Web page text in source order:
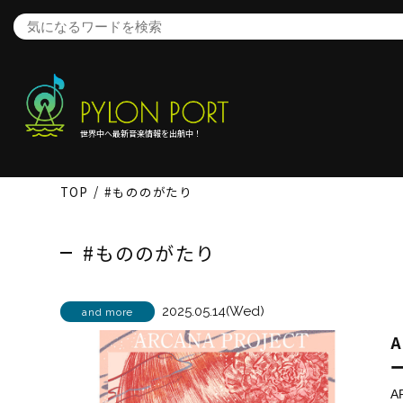
世界中へ最新音楽情報を出航中！
TOP #もののがたり
#もののがたり
and more 2025.05.14(Wed)